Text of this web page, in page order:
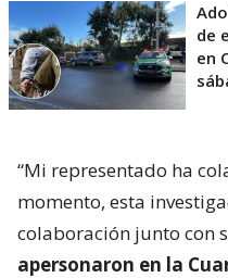
de
en
“Mi representado ha
momento, esta
colaboración junto con
apersonaron en la